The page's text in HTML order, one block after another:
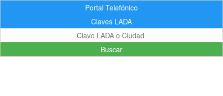
Portal Telefónico
Claves LADA
Buscar